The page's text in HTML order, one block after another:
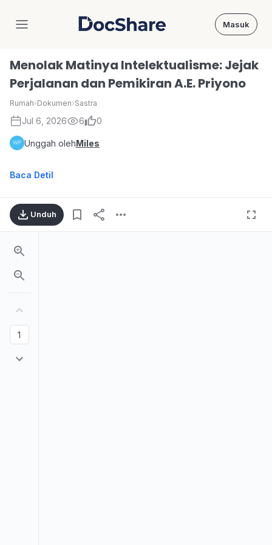
DocShare Masuk
Menolak Matinya Intelektualisme: Jejak
Perjalanan dan Pemikiran A.E. Priyono
Rumah›Dokumen›Sastra
Jul 6, 2026 6 0
Unggah olehMiles
Baca Detil
Unduh